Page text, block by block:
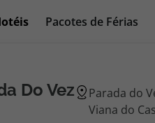
Pacotes de Férias
Do Vez
Parada do
Viana do